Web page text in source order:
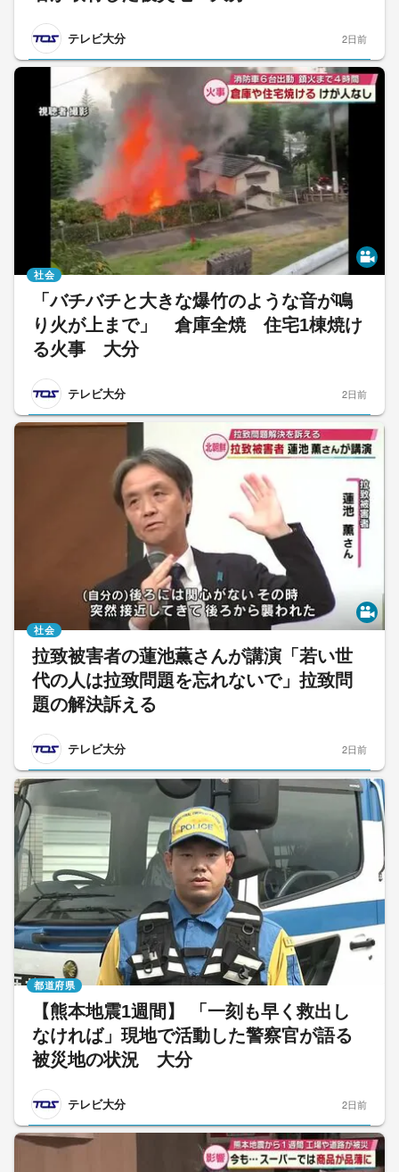
テレビ大分 2日前
「バチバチと大きな爆竹のような音が鳴
り火が上まで」 倉庫全焼 住宅1棟焼け
る火事 大分
テレビ大分
社会
2日前
拉致被害者の蓮池薫さんが講演「若い世
代の人は拉致問題を忘れないで」拉致問
題の解決訴える
テレビ大分
社会
2日前
【熊本地震1週間】 「一刻も早く救出し
なければ」現地で活動した警察官が語る
被災地の状況 大分
テレビ大分
都道府県
2日前